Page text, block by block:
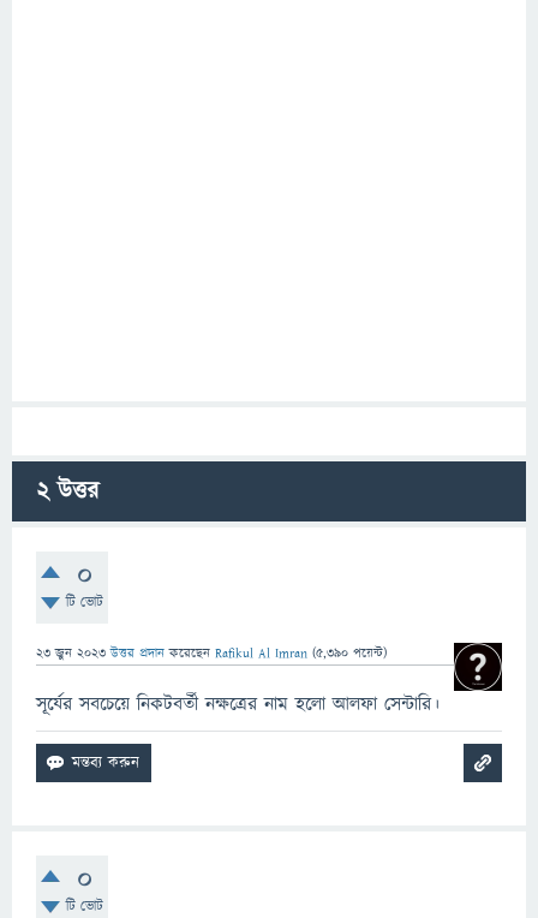
2উত্তর
0
টি ভোট
23 জুন 2023 উত্তর প্রদান করেছেন Rafikul Al Imran (5,390 পয়েন্ট)
সূর্যের সবচেয়ে নিকটবর্তী নক্ষত্রের নাম হলো আলফা সেন্টারি।
0
টি ভোট